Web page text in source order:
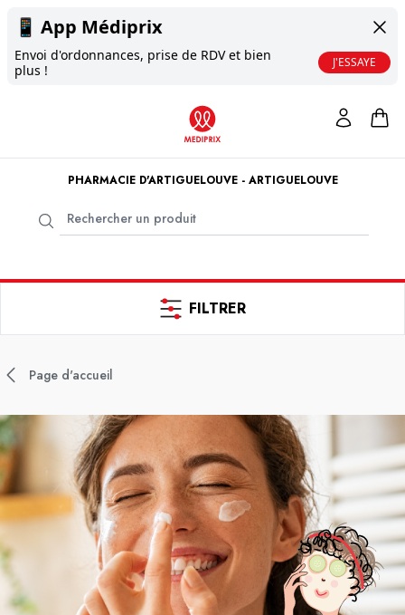
📱 App Médiprix
Envoi d'ordonnances, prise de RDV et bien
plus !
J'ESSAYE
PHARMACIE D'ARTIGUELOUVE - ARTIGUELOUVE
FILTRER
Page d'accueil